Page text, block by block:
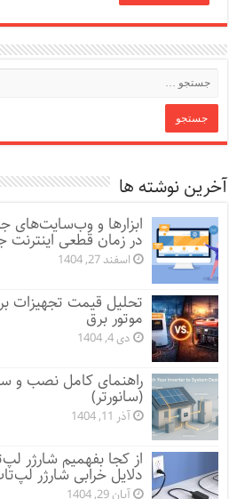
آخرین نوشته ها
ابزارها و وب‌سایت‌های
در زمان قطعی اینترنت
اسفند 27, 1404
تحلیل قیمت تجهیزات
موتور برق
دی 4, 1404
راهنمای کامل نصب و
(سانورتر)
آذر 11, 1404
از کجا بفهمیم شارژر
دلایل خرابی شارژر